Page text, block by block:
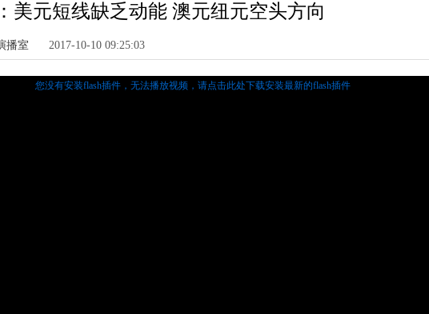
美元短线缺乏动能 澳元纽元空头方向
播室 2017-10-10 09:25:03
您没有安装flash插件，无法播放视频， 请点击此处下载安装最新的flash插件